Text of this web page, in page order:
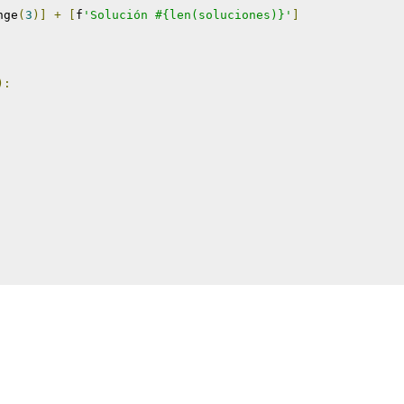
(3 )] + [ f 'Solución #{len(soluciones)}' ]